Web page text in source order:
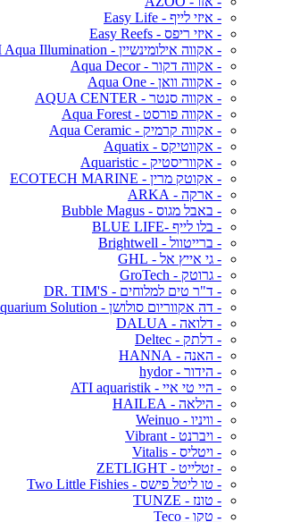
- איזי לייף - Easy Life
- איזי ריפס - Easy Reefs
- אקווה אילומינשיין - AI Aqua Illumination
- אקווה דקור - Aqua Decor
- אקווה וואן - Aqua One
- אקווה סנטר - AQUA CENTER
- אקווה פורסט - Aqua Forest
- אקווה קרמיק - Aqua Ceramic
- אקווטיקס - Aquatix
- אקווריסטיק - Aquaristic
- אקוטק מרין - ECOTECH MARINE
- ארקה - ARKA
- באבל מגוס - Bubble Magus
- בלו לייף -BLUE LIFE
- ברייטוול - Brightwell
- גי אייץ אל - GHL
- גרוטק - GroTech
- ד"ר טים למלוחים - DR. TIM'S
- דה אקווריום סולושן - The Aquarium Solution
- דלואה - DALUA
- דלתק - Deltec
- האנה - HANNA
- הידור - hydor
- היי טי איי - ATI aquaristik
- הילאה - HAILEA
- וויניו - Weinuo
- ויברנט - Vibrant
- ויטליס - Vitalis
- זטלייט - ZETLIGHT
- טו ליטל פישס - Two Little Fishies
- טונז - TUNZE
- טקו - Teco